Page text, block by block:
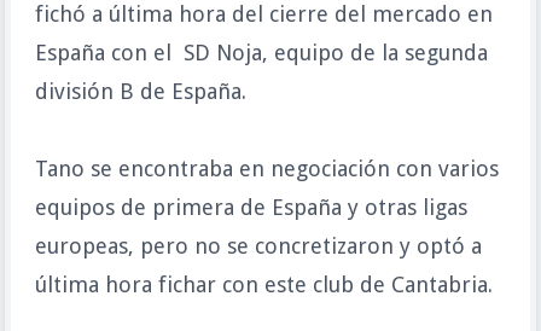
fichó a última hora del cierre del mercado en
España con el SD Noja, equipo de la segunda
división B de España.
Tano se encontraba en negociación con varios
equipos de primera de España y otras ligas
europeas, pero no se concretizaron y optó a
última hora fichar con este club de Cantabria.